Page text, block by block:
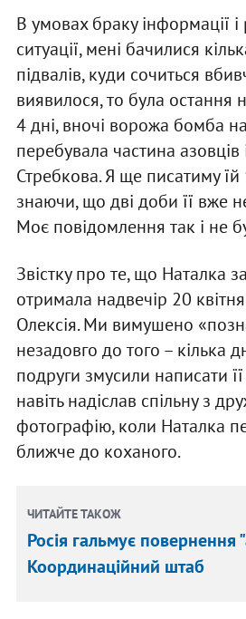
В умовах браку інформації і
ситуації, мені бачилися
підвалів, куди сочиться
виявилося, то була остання
4 дні, вночі ворожа бомба
перебувала частина азовців
Стребкова. Я ще писатиму їй
знаючи, що дві доби її вже
Моє повідомлення так і не
Звістку про те, що Наталка
отримала надвечір 20 квітня
Олексія. Ми вимушено
незадовго до того – кілька
подруги змусили написати її
навіть надіслав спільну з
фотографію, коли Наталка
ближче до коханого.
ЧИТАЙТЕ ТАКОЖ
Росія гальмує повернення
Координаційний штаб